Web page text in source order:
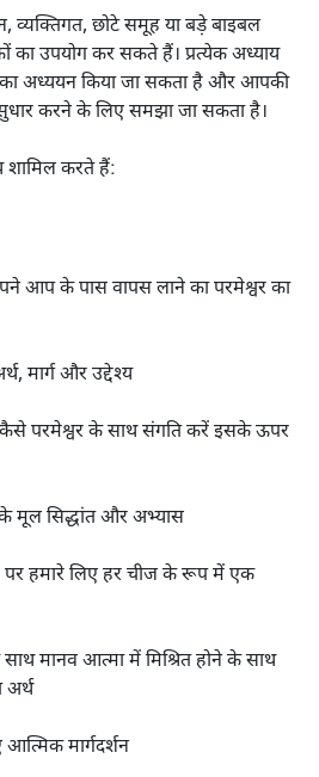
व्यक्तिगत, छोटे समूह या बड़े बाइबल
का उपयोग कर सकते हैं। प्रत्येक अध्याय
अध्ययन किया जा सकता है और आपकी
करने के लिए समझा जा सकता है।
शामिल करते हैं:
आप के पास वापस लाने का परमेश्वर का
मार्ग और उद्देश्य
कैसे परमेश्वर के साथ संगति करें इसके ऊपर
मूल सिद्धांत और अभ्यास
पर हमारे लिए हर चीज के रूप में एक
मानव आत्मा में मिश्रित होने के साथ
अर्थ
मार्गदर्शन